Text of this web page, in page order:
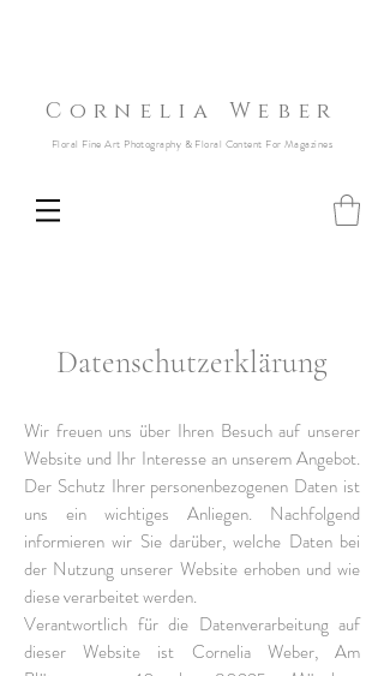
Cornelia Weber
Floral Fine Art Photography & Floral Content For Magazines
Datenschutzerklärung
Wir freuen uns über Ihren Besuch auf unserer
Website und Ihr Interesse an unserem Angebot.
Der Schutz Ihrer personenbezogenen Daten ist
uns ein wichtiges Anliegen. Nachfolgend
informieren wir Sie darüber, welche Daten bei
der Nutzung unserer Website erhoben und wie
diese verarbeitet werden.
Verantwortlich für die Datenverarbeitung auf
dieser Website ist Cornelia Weber, Am